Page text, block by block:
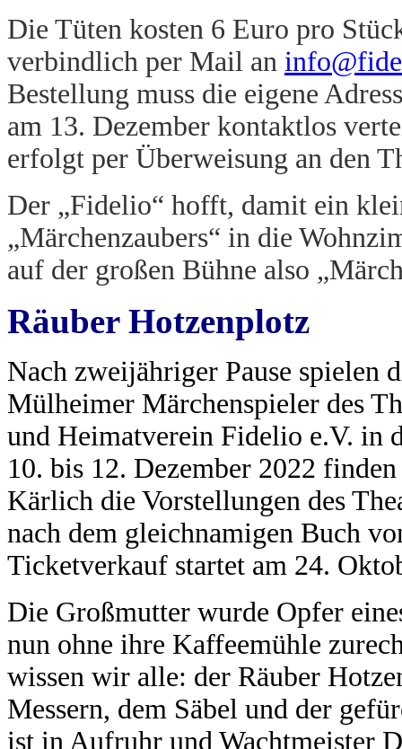
Die Tüten kosten 6 Euro pro
verbindlich per Mail an
Bestellung muss die eigene
am 13. Dezember kontaktlos
erfolgt per Überweisung an den
Der „Fidelio“ hofft, damit ein
„Märchenzaubers“ in die
auf der großen Bühne also
Räuber Hotzenplotz
Nach zweijähriger Pause spielen
Mülheimer Märchenspieler des
und Heimatverein Fidelio e.V. in
10. bis 12. Dezember 2022
Kärlich die Vorstellungen des
nach dem gleichnamigen Buch
Ticketverkauf startet am 24.
Die Großmutter wurde Opfer
nun ohne ihre Kaffeemühle
wissen wir alle: der Räuber
Messern, dem Säbel und der
ist in Aufruhr und Wachtmeister